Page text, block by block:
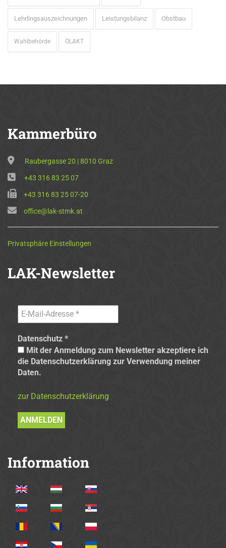
Lehrlingsauszeichnungen Leistungsbilanz Obstbau
Wahlbehörde ÖLAKT
Kammerbüro
Raubergasse 20 | 8010 Graz
+43 316 83 25 07
+43 316 83 25 07-20
office@lak-stmk.at
Privatsphäre Einstellungen
LAK-Newsletter
Datenschutz *
Mit der Anmeldung zum Newsletter akzeptiere ich
die Datenschutzerklärung zur Verwendung meiner
Daten.
zur Datenschutzerklärung
Information